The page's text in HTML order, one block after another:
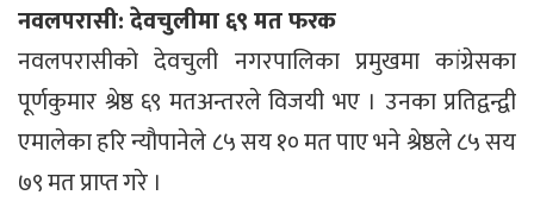
नवलपरासी: देवचुलीमा ६९ मत फरक
नवलपरासीको देवचुली नगरपालिका प्रमुखमा कांग्रेसका
पूर्णकुमार श्रेष्ठ ६९ मतअन्तरले विजयी भए । उनका प्रतिद्वन्द्वी
एमालेका हरि न्यौपानेले ८५ सय १० मत पाए भने श्रेष्ठले ८५ सय
७९ मत प्राप्त गरे ।